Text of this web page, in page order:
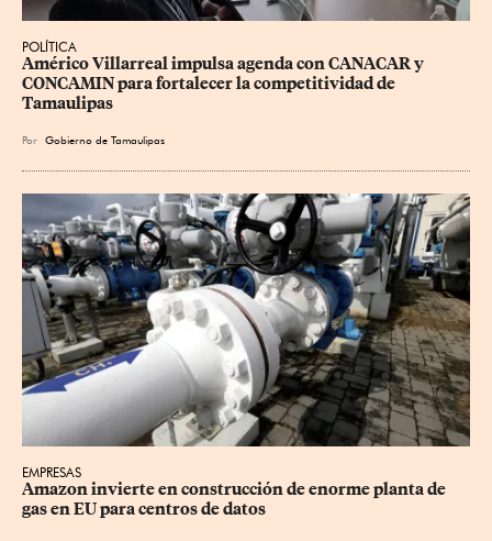
POLÍTICA
Américo Villarreal impulsa agenda con CANACAR y
CONCAMIN para fortalecer la competitividad de
Tamaulipas
Por Gobierno de Tamaulipas
EMPRESAS
Amazon invierte en construcción de enorme planta de
gas en EU para centros de datos